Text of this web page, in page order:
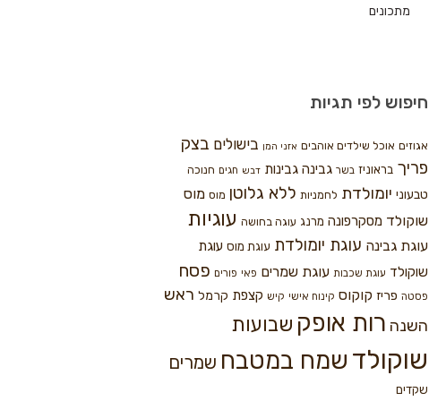
מתכונים
חיפוש לפי תגיות
אגוזים אוכל שילדים אוהבים אזני המן בישולים בצק
פריך בראוניז בשר גבינה גבינות דבש חגים חנוכה
טבעוני יומולדת לחמניות ללא גלוטן מוס מוס
שוקולד מסקרפונה מרנג עוגה בחושה עוגיות
עוגת גבינה עוגת יומולדת עוגת מוס עוגת
שוקולד עוגת שכבות עוגת שמרים פאי פורים פסח
פסטה פריז קוקוס קינוח אישי קיש קצפת קרמל ראש
השנה רות אופק שבועות
שוקולד שמח במטבח שמרים
שקדים